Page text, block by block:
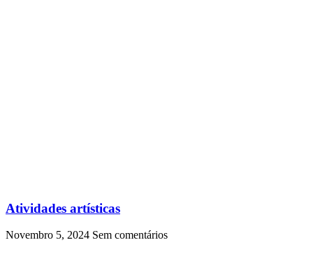
Atividades artísticas
Novembro 5, 2024 Sem comentários